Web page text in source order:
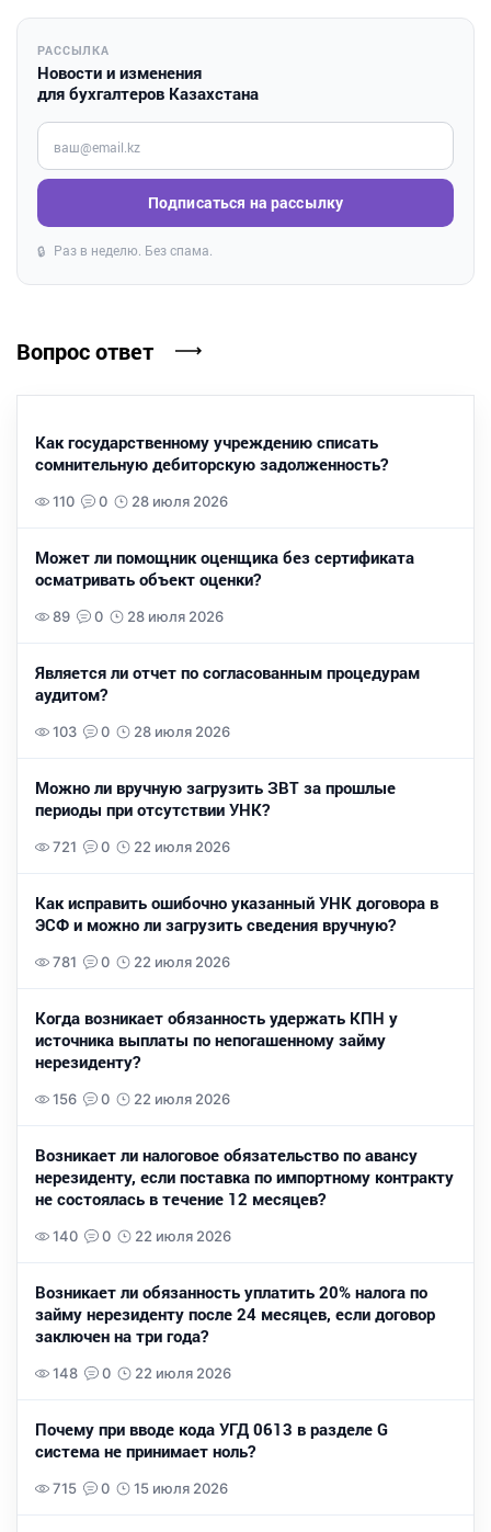
РАССЫЛКА
Новости и изменения
для бухгалтеров Казахстана
Введите ваш e-mail
Подписаться на рассылку
🔒 Раз в неделю. Без спама.
Вопрос ответ
Как государственному учреждению списать
сомнительную дебиторскую задолженность?
110 0 28 июля 2026
Может ли помощник оценщика без сертификата
осматривать объект оценки?
89 0 28 июля 2026
Является ли отчет по согласованным процедурам
аудитом?
103 0 28 июля 2026
Можно ли вручную загрузить ЗВТ за прошлые
периоды при отсутствии УНК?
721 0 22 июля 2026
Как исправить ошибочно указанный УНК договора в
ЭСФ и можно ли загрузить сведения вручную?
781 0 22 июля 2026
Когда возникает обязанность удержать КПН у
источника выплаты по непогашенному займу
нерезиденту?
156 0 22 июля 2026
Возникает ли налоговое обязательство по авансу
нерезиденту, если поставка по импортному контракту
не состоялась в течение 12 месяцев?
140 0 22 июля 2026
Возникает ли обязанность уплатить 20% налога по
займу нерезиденту после 24 месяцев, если договор
заключен на три года?
148 0 22 июля 2026
Почему при вводе кода УГД 0613 в разделе G
система не принимает ноль?
715 0 15 июля 2026